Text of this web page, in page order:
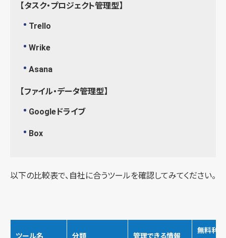
【タスク・プロジェクト管理型】
Trello
Wrike
Asana
【ファイル・データ管理型】
Googleドライブ
Box
以下の比較表で、自社に合うツールを確認してみてください。
ツール名 分類 管理できる情報
無料利